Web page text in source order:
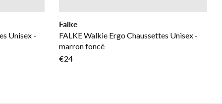
Unisex -
Falke
FALKE Walkie Ergo Chaussettes Unisex -
marron foncé
€24